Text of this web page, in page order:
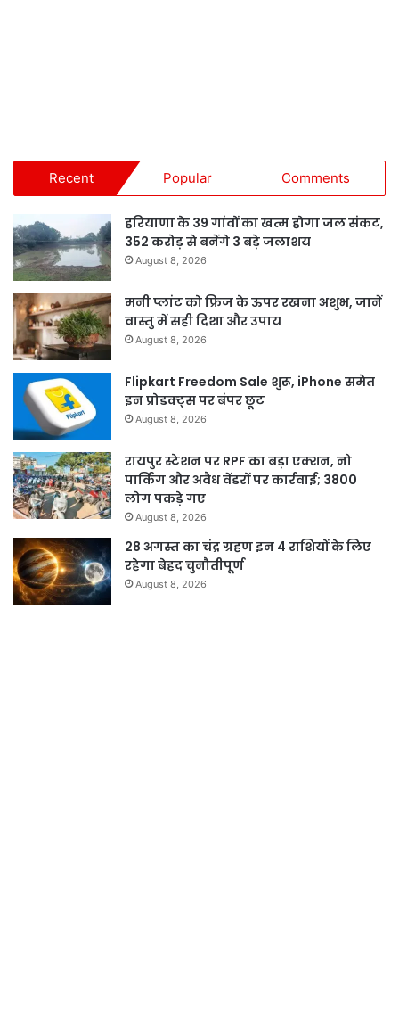
Recent Popular Comments
हरियाणा के 39 गांवों का खत्म होगा जल संकट,
352 करोड़ से बनेंगे 3 बड़े जलाशय
August 8, 2026
मनी प्लांट को फ्रिज के ऊपर रखना अशुभ, जानें
वास्तु में सही दिशा और उपाय
August 8, 2026
Flipkart Freedom Sale शुरू, iPhone समेत
इन प्रोडक्ट्स पर बंपर छूट
August 8, 2026
रायपुर स्टेशन पर RPF का बड़ा एक्शन, नो
पार्किंग और अवैध वेंडरों पर कार्रवाई; 3800
लोग पकड़े गए
August 8, 2026
28 अगस्त का चंद्र ग्रहण इन 4 राशियों के लिए
रहेगा बेहद चुनौतीपूर्ण
August 8, 2026